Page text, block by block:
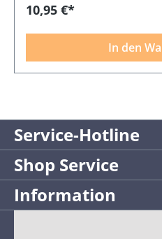
10,95 €*
In den
Service-Hotline
Shop Service
Information